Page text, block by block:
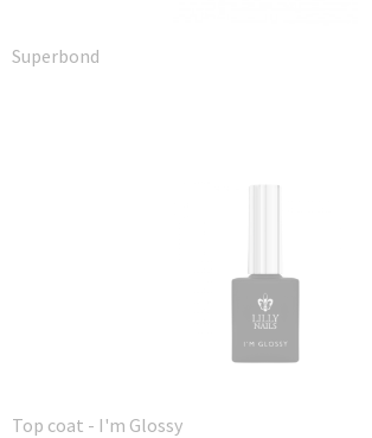
Superbond
Top coat - I'm Glossy